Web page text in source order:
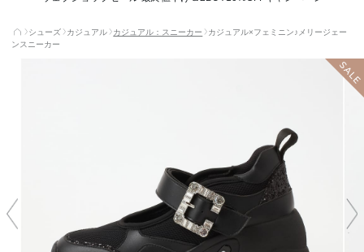
シューズ カジュアル カジュアル：スニーカー
カジュアル×フェミニン♪メリージェー
ンスニーカー